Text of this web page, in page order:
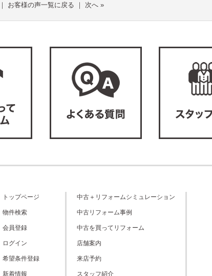
｜ お客様の声一覧に戻る ｜ 次へ »
トップページ
物件検索
会員登録
ログイン
希望条件登録
新着情報
中古＋リフォームシミュレーション
中古リフォーム事例
中古を買ってリフォーム
店舗案内
来店予約
スタッフ紹介